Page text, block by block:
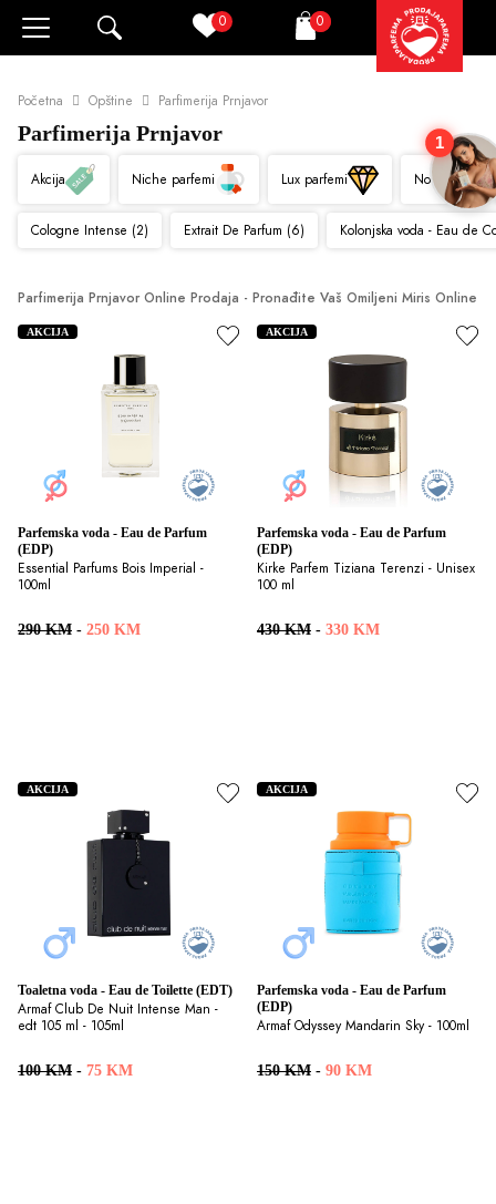
0 Korpa
0
Početna Opštine Parfimerija Prnjavor
Parfimerija Prnjavor
Akcija Niche parfemi Lux parfemi Novo
Cologne Intense (2) Extrait De Parfum (6) Kolonjska voda - Eau de
Parfimerija Prnjavor Online Prodaja - Pronađite Vaš Omiljeni Miris Online
Parfemska voda - Eau de Parfum
(EDP)
Essential Parfums Bois Imperial -
100ml
290 KM - 250 KM
AKCIJA
Parfemska voda - Eau de Parfum
(EDP)
Kirke Parfem Tiziana Terenzi - Unisex
100 ml
430 KM - 330 KM
AKCIJA
Toaletna voda - Eau de Toilette (EDT)
Armaf Club De Nuit Intense Man -
edt 105 ml - 105ml
100 KM - 75 KM
AKCIJA
Parfemska voda - Eau de Parfum
(EDP)
Armaf Odyssey Mandarin Sky - 100ml
150 KM - 90 KM
AKCIJA
1